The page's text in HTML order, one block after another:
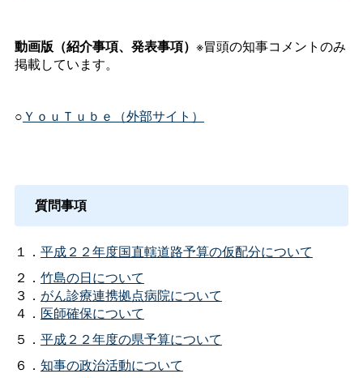
動画版（紹介事項、発表事項） ※冒頭の知事コメントのみ
掲載しています。
○ＹｏｕＴｕｂｅ（外部サイト）
質問事項
１． 平成２２年度国直轄道路予算の仮配分について
２． 竹島の日について
３． がん診療連携拠点病院について
４． 医師確保について
５． 平成２２年度の県予算について
６． 知事の政治活動について